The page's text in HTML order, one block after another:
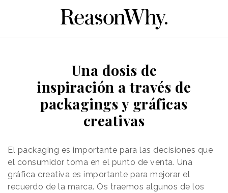
Una dosis de
inspiración a través de
packagings y gráficas
creativas
El packaging es importante para las decisiones que
el consumidor toma en el punto de venta. Una
gráfica creativa es importante para mejorar el
recuerdo de la marca. Os traemos algunos de los